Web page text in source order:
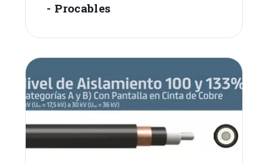
- Procables